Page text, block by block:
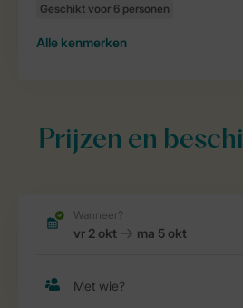
Alle kenmerken
Prijzen en